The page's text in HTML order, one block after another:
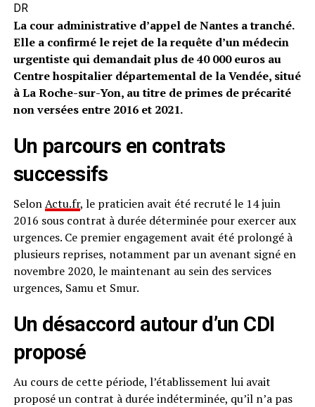
DR
La cour administrative d’appel de Nantes a tranché.
Elle a confirmé le rejet de la requête d’un médecin
urgentiste qui demandait plus de 40 000 euros au
Centre hospitalier départemental de la Vendée, situé
à La Roche-sur-Yon, au titre de primes de précarité
non versées entre 2016 et 2021.
Un parcours en contrats
successifs
SelonActu.fr, le praticien avait été recruté le 14 juin
2016 sous contrat à durée déterminée pour exercer aux
urgences. Ce premier engagement avait été prolongé à
plusieurs reprises, notamment par un avenant signé en
novembre 2020, le maintenant au sein des services
urgences, Samu et Smur.
Un désaccord autour d’un CDI
proposé
Au cours de cette période, l’établissement lui avait
proposé un contrat à durée indéterminée, qu’il n’a pas